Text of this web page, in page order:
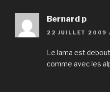
Bernard p
22 JUILLET 2009
Le lama est
comme avec les